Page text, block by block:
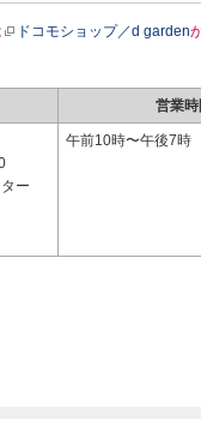
ドコモショップ／d garden
営業時
ー
午前10時〜午後7時